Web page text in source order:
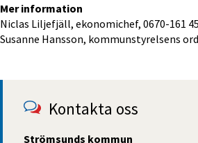
Mer information
Niclas Liljefjäll, ekonomichef, 0670-161 45
Susanne Hansson, kommunstyrelsens
Kontakta oss
Strömsunds kommun